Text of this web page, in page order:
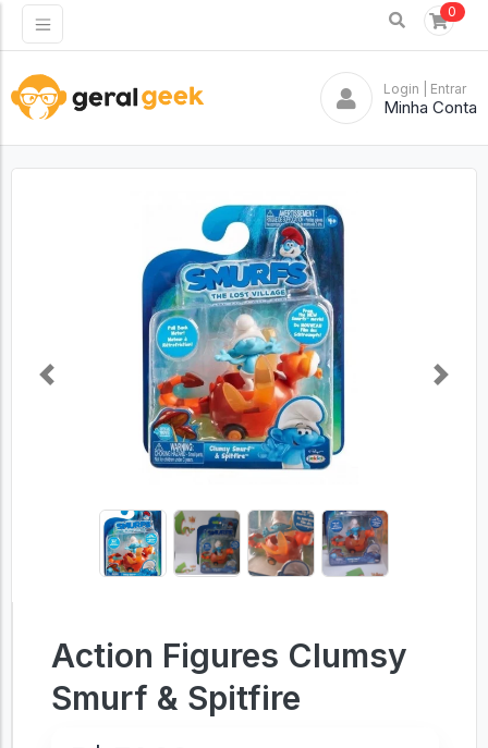
0
Login | Entrar
Minha Conta
Previous Next
Action Figures Clumsy
Smurf & Spitfire